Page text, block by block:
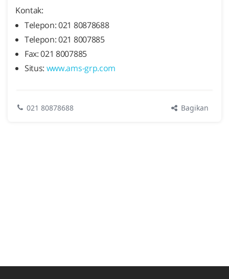
Kontak:
Telepon: 021 80878688
Telepon: 021 8007885
Fax: 021 8007885
Situs: www.ams-grp.com
021 80878688 Bagikan